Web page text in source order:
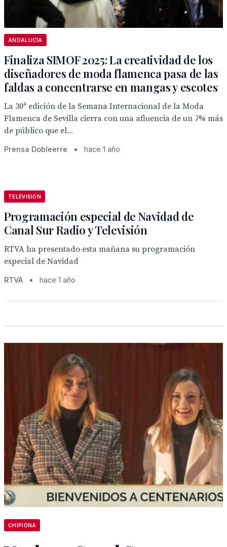
ANDALUCÍA
Finaliza SIMOF 2025: La creatividad de los
diseñadores de moda flamenca pasa de las
faldas a concentrarse en mangas y escotes
La 30ª edición de la Semana Internacional de la Moda
Flamenca de Sevilla cierra con una afluencia de un 7% más
de público que el...
Prensa Dobleerre • hace 1 año
TELEVISION
Programación especial de Navidad de
Canal Sur Radio y Televisión
RTVA ha presentado esta mañana su programación
especial de Navidad
RTVA • hace 1 año
CHIPIONA